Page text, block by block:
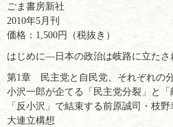
ごま書房新社
2010年5月刊
価格：1,500円（税抜き）
はじめに―日本の政治は岐路に立たさ
第1章 民主党と自民党、それぞれの
小沢一郎が企てる「民主党分裂」と
「反小沢」で結束する前原誠司・枝
大連立構想